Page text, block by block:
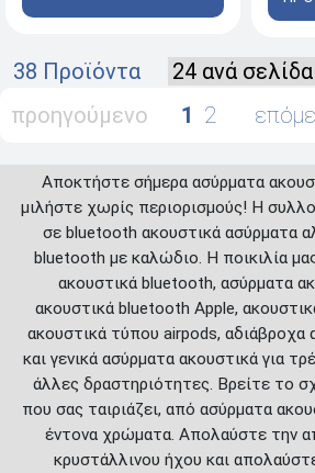
38 Προϊόντα
προηγούμενο
1 2
Αποκτήστε σήμερα ασύρματα
μιλήστε χωρίς περιορισμούς! Η
σε bluetooth ακουστικά ασύρματα
bluetooth με καλώδιο. Η ποικιλία
ακουστικά bluetooth, ασύρματα
ακουστικά bluetooth Apple,
ακουστικά τύπου airpods, αδιάβροχα
και γενικά ασύρματα ακουστικά για
άλλες δραστηριότητες. Βρείτε το
που σας ταιριάζει, από ασύρματα
έντονα χρώματα. Απολαύστε την
κρυστάλλινου ήχου και